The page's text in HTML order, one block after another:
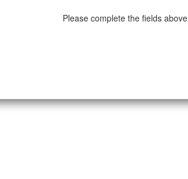
Please complete the fields above